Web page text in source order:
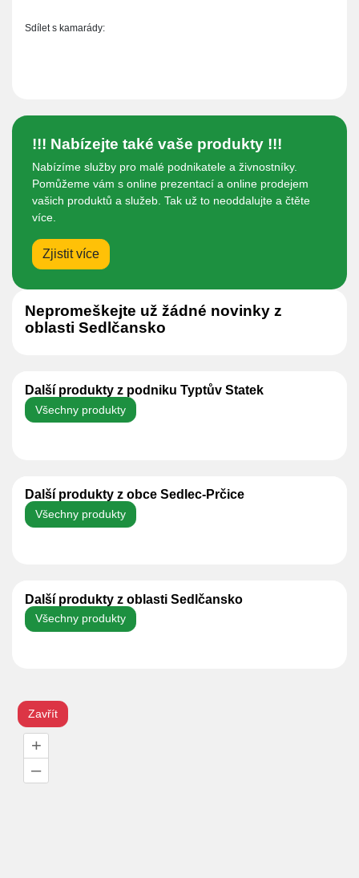
Sdílet s kamarády:
!!! Nabízejte také vaše produkty !!!
Nabízíme služby pro malé podnikatele a živnostníky.
Pomůžeme vám s online prezentací a online prodejem
vašich produktů a služeb. Tak už to neoddalujte a čtěte
více.
Zjistit více
Nepromeškejte už žádné novinky z
oblasti Sedlčansko
Další produkty z podniku Typtův Statek
Všechny produkty
Další produkty z obce Sedlec-Prčice
Všechny produkty
Další produkty z oblasti Sedlčansko
Všechny produkty
Zavřít
+
–